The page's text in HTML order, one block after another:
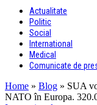
Actualitate
Politic
Social
International
Medical
Comunicate de
Home » Blog » SUA
NATO în Europa.